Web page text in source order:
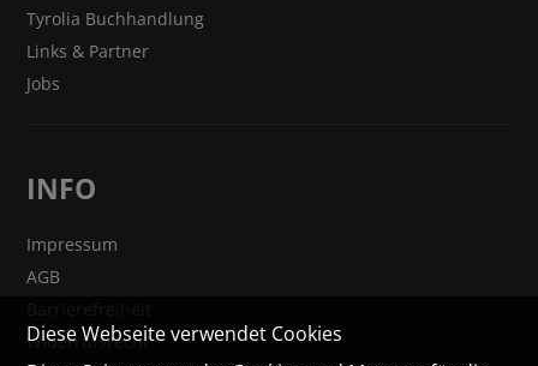
Tyrolia Buchhandlung
Links & Partner
Jobs
INFO
Impressum
AGB
Widerrufsrecht
Diese Webseite verwendet Cookies